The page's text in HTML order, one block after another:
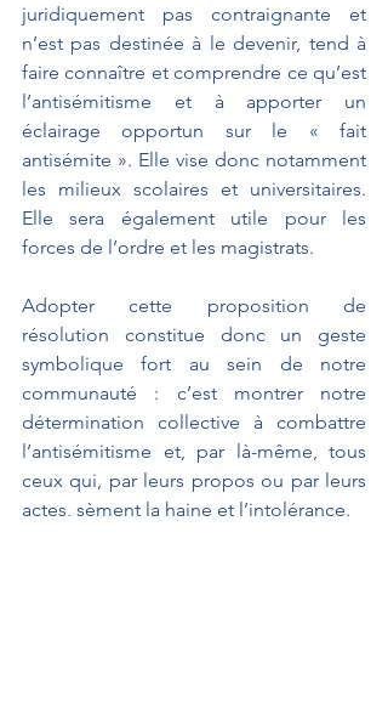
juridiquement pas contraignante et
n’est pas destinée à le devenir, tend à
faire connaître et comprendre ce qu’est
l’antisémitisme et à apporter un
éclairage opportun sur le « fait
antisémite ». Elle vise donc notamment
les milieux scolaires et universitaires.
Elle sera également utile pour les
forces de l’ordre et les magistrats.
Adopter cette proposition de
résolution constitue donc un geste
symbolique fort au sein de notre
communauté : c’est montrer notre
détermination collective à combattre
l’antisémitisme et, par là-même, tous
ceux qui, par leurs propos ou par leurs
actes, sèment la haine et l’intolérance.